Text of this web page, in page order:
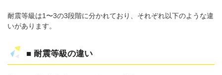
耐震等級は1〜3の3段階に分かれており、それぞれ以下のような違
いがあります。
■ 耐震等級の違い